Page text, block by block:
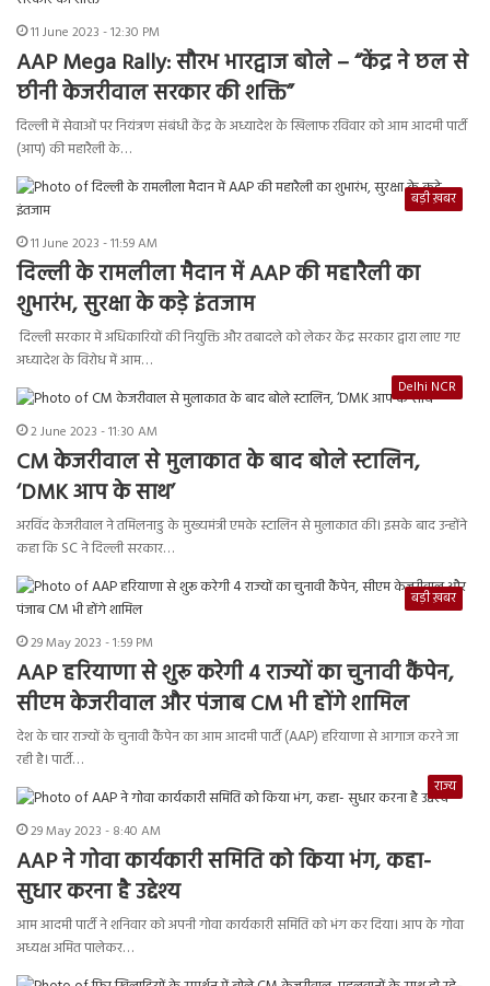
11 June 2023 - 12:30 PM
AAP Mega Rally: सौरभ भारद्वाज बोले – “केंद्र ने छल से
छीनी केजरीवाल सरकार की शक्ति”
दिल्ली में सेवाओं पर नियंत्रण संबंधी केंद्र के अध्यादेश के खिलाफ रविवार को आम आदमी पार्टी
(आप) की महारैली के…
बड़ी ख़बर
11 June 2023 - 11:59 AM
दिल्ली के रामलीला मैदान में AAP की महारैली का
शुभारंभ, सुरक्षा के कड़े इंतजाम
दिल्ली सरकार में अधिकारियों की नियुक्ति और तबादले को लेकर केंद्र सरकार द्वारा लाए गए
अध्यादेश के विरोध में आम…
Delhi NCR
2 June 2023 - 11:30 AM
CM केजरीवाल से मुलाकात के बाद बोले स्टालिन,
‘DMK आप के साथ’
अरविंद केजरीवाल ने तमिलनाडु के मुख्यमंत्री एमके स्टालिन से मुलाकात की। इसके बाद उन्होंने
कहा कि SC ने दिल्ली सरकार…
बड़ी ख़बर
29 May 2023 - 1:59 PM
AAP हरियाणा से शुरू करेगी 4 राज्यों का चुनावी कैंपेन,
सीएम केजरीवाल और पंजाब CM भी होंगे शामिल
देश के चार राज्यों के चुनावी कैंपेन का आम आदमी पार्टी (AAP) हरियाणा से आगाज करने जा
रही है। पार्टी…
राज्य
29 May 2023 - 8:40 AM
AAP ने गोवा कार्यकारी समिति को किया भंग, कहा-
सुधार करना है उद्देश्य
आम आदमी पार्टी ने शनिवार को अपनी गोवा कार्यकारी समिति को भंग कर दिया। आप के गोवा
अध्यक्ष अमित पालेकर…